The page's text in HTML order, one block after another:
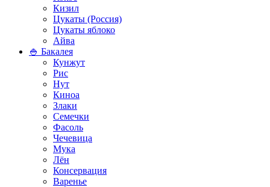
Кизил
Цукаты (Россия)
Цукаты яблоко
Айва
🍚 Бакалея
Кунжут
Рис
Нут
Киноа
Злаки
Семечки
Фасоль
Чечевица
Мука
Лён
Консервация
Варенье